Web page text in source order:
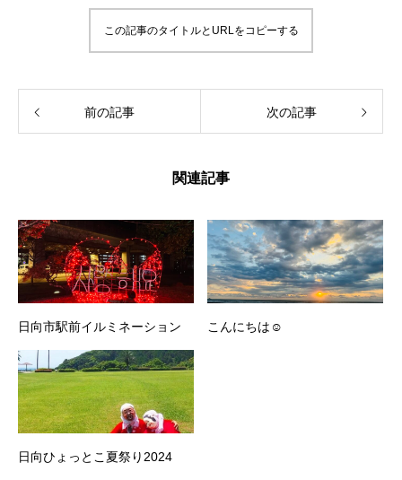
この記事のタイトルとURLをコピーする
前の記事 次の記事
関連記事
日向市駅前イルミネーション こんにちは☺️
日向ひょっとこ夏祭り2024